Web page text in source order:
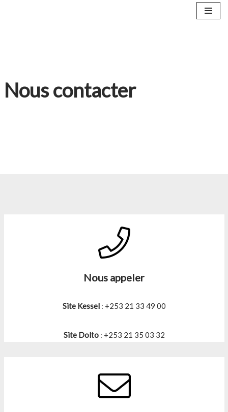
Nous contacter
Nous appeler
Site Kessel : +253 21 33 49 00
Site Dolto: +253 21 35 03 32